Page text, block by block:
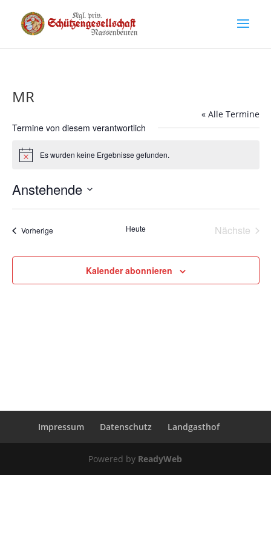
MR
« Alle Termine
Termine von diesem verantwortlich
HinweisEs wurden keine Ergebnisse gefunden.
Anstehende
VorherigeTermine Heute
Nächste
Kalender abonnieren
Impressum Datenschutz Landgasthof
Powered by ReadyWeb